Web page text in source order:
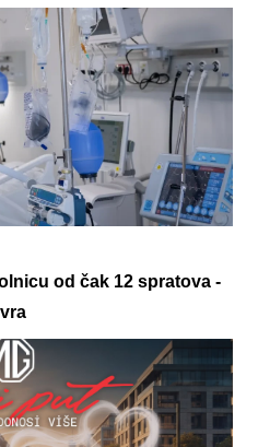
od čak 12 spratova -